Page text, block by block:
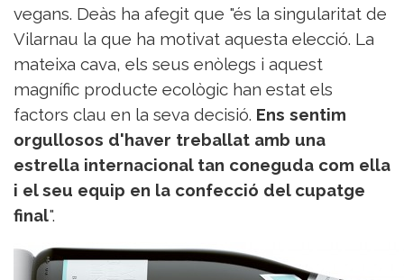
vegans. Deàs ha afegit que "és la singularitat de
Vilarnau la que ha motivat aquesta elecció. La
mateixa cava, els seus enòlegs i aquest
magnífic producte ecològic han estat els
factors clau en la seva decisió. Ens sentim
orgullosos d'haver treballat amb una
estrella internacional tan coneguda com ella
i el seu equip en la confecció del cupatge
final".